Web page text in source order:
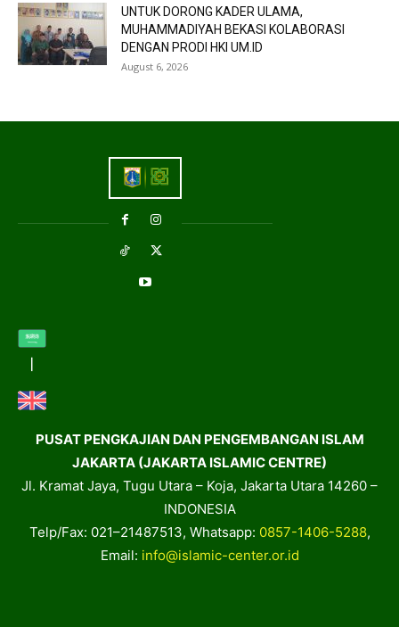
UNTUK DORONG KADER ULAMA,
MUHAMMADIYAH BEKASI KOLABORASI
DENGAN PRODI HKI UM.ID
August 6, 2026
PUSAT PENGKAJIAN DAN PENGEMBANGAN ISLAM
JAKARTA (JAKARTA ISLAMIC CENTRE)
Jl. Kramat Jaya, Tugu Utara – Koja, Jakarta Utara 14260 –
INDONESIA
Telp/Fax: 021–21487513, Whatsapp: 0857-1406-5288,
Email: info@islamic-center.or.id